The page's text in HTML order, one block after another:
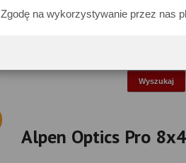
Zgodę na wykorzystywanie przez nas
Średnica obiektywu:
Alpen Optics Pro